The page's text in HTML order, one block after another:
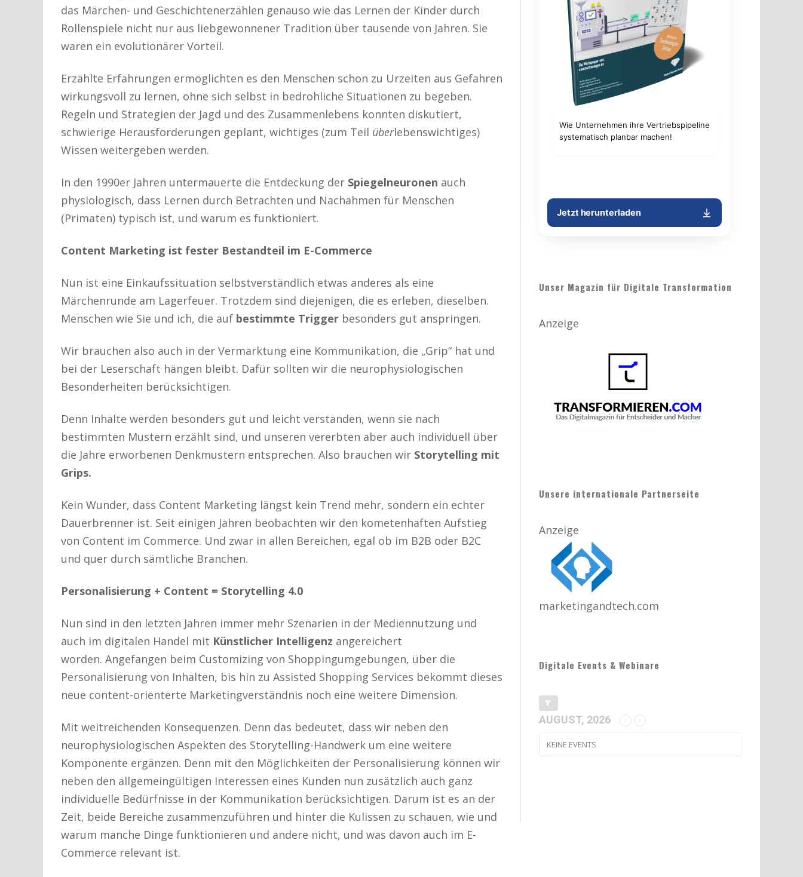
das Märchen- und Geschichtenerzählen genauso wie das Lernen der Kinder durch
Rollenspiele nicht nur aus liebgewonnener Tradition über tausende von Jahren. Sie
waren ein evolutionärer Vorteil.
Erzählte Erfahrungen ermöglichten es den Menschen schon zu Urzeiten aus Gefahren
wirkungsvoll zu lernen, ohne sich selbst in bedrohliche Situationen zu begeben.
Regeln und Strategien der Jagd und des Zusammenlebens konnten diskutiert,
schwierige Herausforderungen geplant, wichtiges (zum Teil überlebenswichtiges)
Wissen weitergeben werden.
In den 1990er Jahren untermauerte die Entdeckung der Spiegelneuronen auch
physiologisch, dass Lernen durch Betrachten und Nachahmen für Menschen
(Primaten) typisch ist, und warum es funktioniert.
Content Marketing ist fester Bestandteil im E-Commerce
Nun ist eine Einkaufssituation selbstverständlich etwas anderes als eine
Märchenrunde am Lagerfeuer. Trotzdem sind diejenigen, die es erleben, dieselben.
Menschen wie Sie und ich, die auf bestimmte Trigger besonders gut anspringen.
Wir brauchen also auch in der Vermarktung eine Kommunikation, die „Grip“ hat und
bei der Leserschaft hängen bleibt. Dafür sollten wir die neurophysiologischen
Besonderheiten berücksichtigen.
Denn Inhalte werden besonders gut und leicht verstanden, wenn sie nach
bestimmten Mustern erzählt sind, und unseren vererbten aber auch individuell über
die Jahre erworbenen Denkmustern entsprechen. Also brauchen wir Storytelling mit
Grips.
Kein Wunder, dass Content Marketing längst kein Trend mehr, sondern ein echter
Dauerbrenner ist. Seit einigen Jahren beobachten wir den kometenhaften Aufstieg
von Content im Commerce. Und zwar in allen Bereichen, egal ob im B2B oder B2C
und quer durch sämtliche Branchen.
Personalisierung + Content = Storytelling 4.0
Nun sind in den letzten Jahren immer mehr Szenarien in der Mediennutzung und
auch im digitalen Handel mit Künstlicher Intelligenz angereichert
worden. Angefangen beim Customizing von Shoppingumgebungen, über die
Personalisierung von Inhalten, bis hin zu Assisted Shopping Services bekommt dieses
neue content-orienterte Marketingverständnis noch eine weitere Dimension.
Mit weitreichenden Konsequenzen. Denn das bedeutet, dass wir neben den
neurophysiologischen Aspekten des Storytelling-Handwerk um eine weitere
Komponente ergänzen. Denn mit den Möglichkeiten der Personalisierung können wir
neben den allgemeingültigen Interessen eines Kunden nun zusätzlich auch ganz
individuelle Bedürfnisse in der Kommunikation berücksichtigen. Darum ist es an der
Zeit, beide Bereiche zusammenzuführen und hinter die Kulissen zu schauen, wie und
warum manche Dinge funktionieren und andere nicht, und was davon auch im E-
Commerce relevant ist.
Unser Magazin für Digitale Transformation
Anzeige
Unsere internationale Partnerseite
Anzeige
marketingandtech.com
Digitale Events & Webinare
AUGUST, 2026
KEINE EVENTS